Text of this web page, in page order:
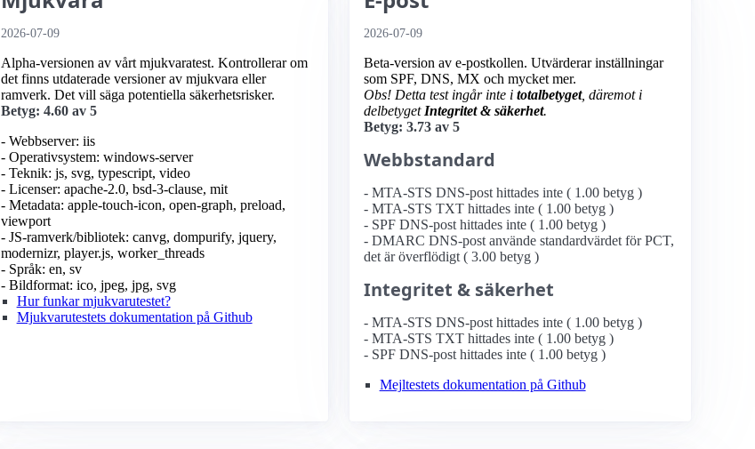
2026-07-09
Alpha-versionen av vårt mjukvaratest. Kontrollerar om
det finns utdaterade versioner av mjukvara eller
ramverk. Det vill säga potentiella säkerhetsrisker.
Betyg: 4.60 av 5
- Webbserver: iis
- Operativsystem: windows-server
- Teknik: js, svg, typescript, video
- Licenser: apache-2.0, bsd-3-clause, mit
- Metadata: apple-touch-icon, open-graph, preload,
viewport
- JS-ramverk/bibliotek: canvg, dompurify, jquery,
modernizr, player.js, worker_threads
- Språk: en, sv
- Bildformat: ico, jpeg, jpg, svg
Hur funkar mjukvarutestet?
Mjukvarutestets dokumentation på Github
2026-07-09
Beta-version av e-postkollen. Utvärderar inställningar
som SPF, DNS, MX och mycket mer.
Obs! Detta test ingår inte i totalbetyget, däremot i
delbetyget Integritet & säkerhet.
Betyg: 3.73 av 5
Webbstandard
- MTA-STS DNS-post hittades inte ( 1.00 betyg )
- MTA-STS TXT hittades inte ( 1.00 betyg )
- SPF DNS-post hittades inte ( 1.00 betyg )
- DMARC DNS-post använde standardvärdet för PCT,
det är överflödigt ( 3.00 betyg )
Integritet & säkerhet
- MTA-STS DNS-post hittades inte ( 1.00 betyg )
- MTA-STS TXT hittades inte ( 1.00 betyg )
- SPF DNS-post hittades inte ( 1.00 betyg )
Mejltestets dokumentation på Github